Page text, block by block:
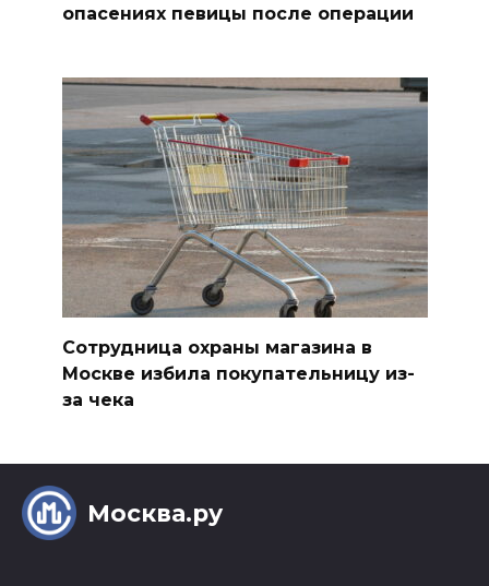
опасениях певицы после операции
Сотрудница охраны магазина в
Москве избила покупательницу из-
за чека
Москва.ру